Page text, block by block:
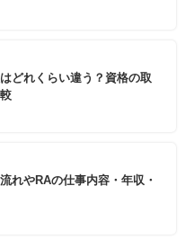
どれくらい違う？資格の取
れやRAの仕事内容・年収・